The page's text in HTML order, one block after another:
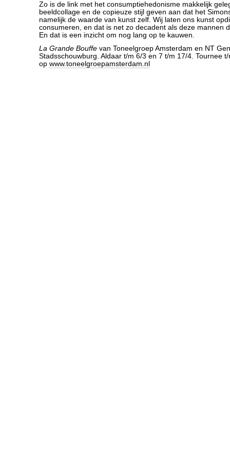
Zo is de link met het consumptiehedonisme makkelijk
beeldcollage en de copieuze stijl geven aan dat het
namelijk de waarde van kunst zelf. Wij laten ons kunst
consumeren, en dat is net zo decadent als deze mannen
En dat is een inzicht om nog lang op te kauwen.
La Grande Bouffe van Toneelgroep Amsterdam en NT
Stadsschouwburg. Aldaar t/m 6/3 en 7 t/m 17/4. Tournee
op www.toneelgroepamsterdam.nl